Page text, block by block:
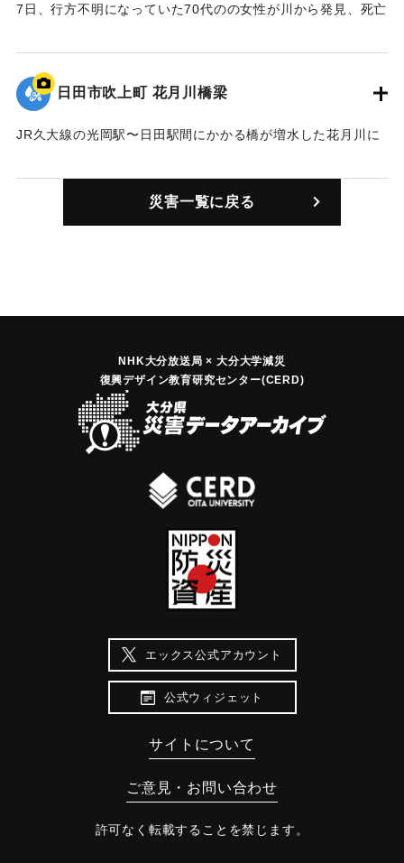
7日、行方不明になっていた70代のの女性が川から発見、死亡
｜固有コード:
日田市吹上町 花月川橋梁
JR久大線の光岡駅〜日田駅間にかかる橋が増水した花月川に
行運転となっていた。
災害一覧に戻る
NHK大分放送局 × 大分大学減災
復興デザイン教育研究センター(CERD)
エックス公式アカウント
公式ウィジェット
サイトについて
ご意見・お問い合わせ
許可なく転載することを禁じます。